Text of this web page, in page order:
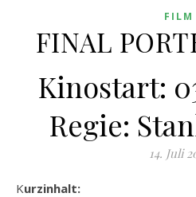
FILM
FINAL
Kinostart:
Regie:
14. Juli
Kurzinhalt: